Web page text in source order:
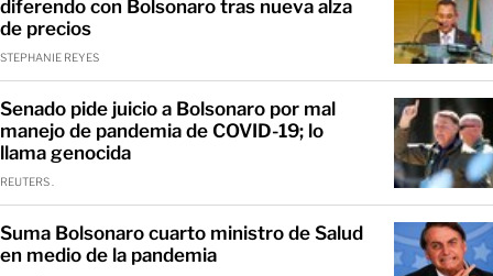
diferendo con Bolsonaro tras nueva alza
de precios
STEPHANIE REYES
Senado pide juicio a Bolsonaro por mal
manejo de pandemia de COVID-19; lo
llama genocida
REUTERS .
Suma Bolsonaro cuarto ministro de Salud
en medio de la pandemia